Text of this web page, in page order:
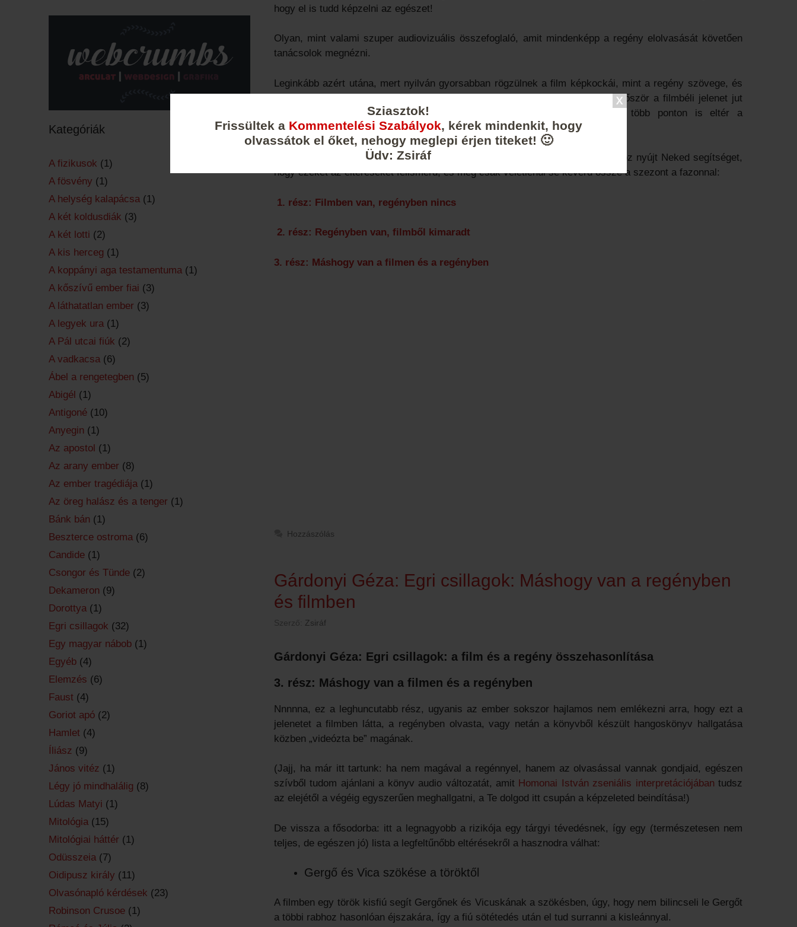
Sziasztok!
Frissültek a Kommentelési Szabályok, kérek mindenkit, hogy
olvassátok el őket, nehogy meglepi érjen titeket! 🙂
Üdv: Zsiráf
hogy el is tudd képzelni az egészet!
Olyan, mint valami szuper audiovizuális összefoglaló, amit mindenképp a regény elolvasását követően
tanácsolok megnézni.
Leginkább azért utána, mert nyilván gyorsabban rögzülnek a film képkockái, mint a regény szövege, és
olvasónapló vagy dolgozat írásakor könnyen abba a hibába eshetsz, hogy először a filmbéli jelenet jut
eszedbe… Pedig – mint azt a következőkben látni fogod – a regény több ponton is eltér a
forgatókönyvtől!
A következő gyűjtemény – vagy ha úgy tetszik, összehasonlítás – éppen ahhoz nyújt Neked segítséget,
hogy ezeket az eltéréseket felismerd, és még csak véletlenül se keverd össze a szezont a fazonnal:
1. rész: Filmben van, regényben nincs
2. rész: Regényben van, filmből kimaradt
3. rész: Máshogy van a filmen és a regényben
Hozzászólás
Gárdonyi Géza: Egri csillagok: Máshogy van a regényben
és filmben
Szerző: Zsiráf
Gárdonyi Géza: Egri csillagok: a film és a regény összehasonlítása
3. rész: Máshogy van a filmen és a regényben
Nnnnna, ez a leghuncutabb rész, ugyanis az ember sokszor hajlamos nem emlékezni arra, hogy ezt a
jelenetet a filmben látta, a regényben olvasta, vagy netán a könyvből készült hangoskönyv hallgatása
közben „videózta be” magának.
(Jajj, ha már itt tartunk: ha nem magával a regénnyel, hanem az olvasással vannak gondjaid, egészen
szívből tudom ajánlani a könyv audio változatát, amit Homonai István zseniális interpretációjában tudsz
az elejétől a végéig egyszerűen meghallgatni, a Te dolgod itt csupán a képzeleted beindítása!)
De vissza a fősodorba: itt a legnagyobb a rizikója egy tárgyi tévedésnek, így egy (természetesen nem
teljes, de egészen jó) lista a legfeltűnőbb eltérésekről a hasznodra válhat:
Gergő és Vica szökése a töröktől
A filmben egy török kisfiú segít Gergőnek és Vicuskának a szökésben, úgy, hogy nem bilincseli le Gergőt
a többi rabhoz hasonlóan éjszakára, így a fiú sötétedés után el tud surranni a kisleánnyal.
Kategóriák
A fizikusok (1)
A fösvény (1)
A helység kalapácsa (1)
A két koldusdiák (3)
A két lotti (2)
A kis herceg (1)
A koppányi aga testamentuma (1)
A kőszívű ember fiai (3)
A láthatatlan ember (3)
A legyek ura (1)
A Pál utcai fiúk (2)
A vadkacsa (6)
Ábel a rengetegben (5)
Abigél (1)
Antigoné (10)
Anyegin (1)
Az apostol (1)
Az arany ember (8)
Az ember tragédiája (1)
Az öreg halász és a tenger (1)
Bánk bán (1)
Beszterce ostroma (6)
Candide (1)
Csongor és Tünde (2)
Dekameron (9)
Dorottya (1)
Egri csillagok (32)
Egy magyar nábob (1)
Egyéb (4)
Elemzés (6)
Faust (4)
Goriot apó (2)
Hamlet (4)
Íliász (9)
János vitéz (1)
Légy jó mindhalálig (8)
Lúdas Matyi (1)
Mitológia (15)
Mitológiai háttér (1)
Odüsszeia (7)
Oidipusz király (11)
Olvasónapló kérdések (23)
Robinson Crusoe (1)